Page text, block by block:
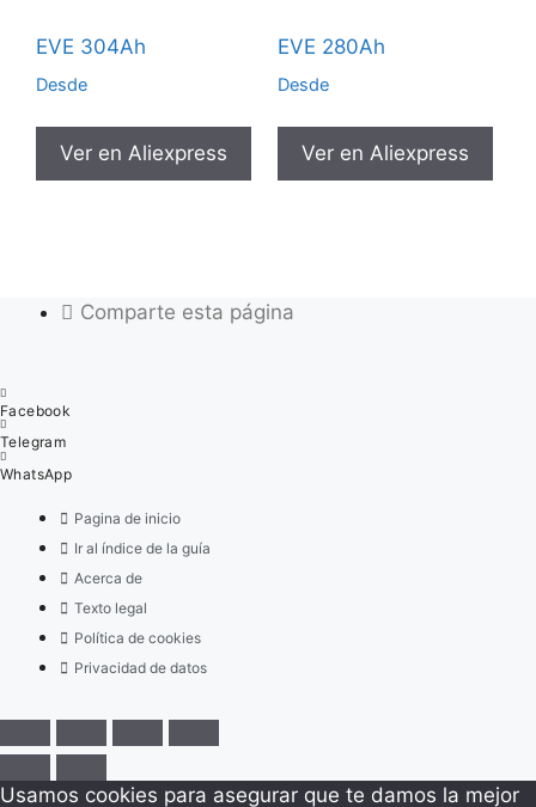
EVE 304Ah
Desde
Ver en Aliexpress
EVE 280Ah
Desde
Ver en Aliexpress
Comparte esta página
Facebook
Telegram
WhatsApp
Pagina de inicio
Ir al índice de la guía
Acerca de
Texto legal
Política de cookies
Privacidad de datos
Usamos cookies para asegurar que te damos la mejor